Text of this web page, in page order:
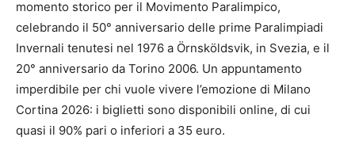
momento storico per il Movimento Paralimpico,
celebrando il 50° anniversario delle prime Paralimpiadi
Invernali tenutesi nel 1976 a Örnsköldsvik, in Svezia, e il
20° anniversario da Torino 2006. Un appuntamento
imperdibile per chi vuole vivere l’emozione di Milano
Cortina 2026: i biglietti sono disponibili online, di cui
quasi il 90% pari o inferiori a 35 euro.